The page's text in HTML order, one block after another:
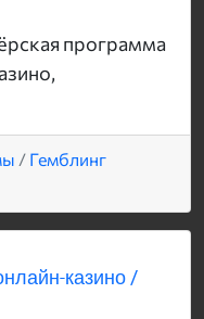
программа
/ Гемблинг
казино /